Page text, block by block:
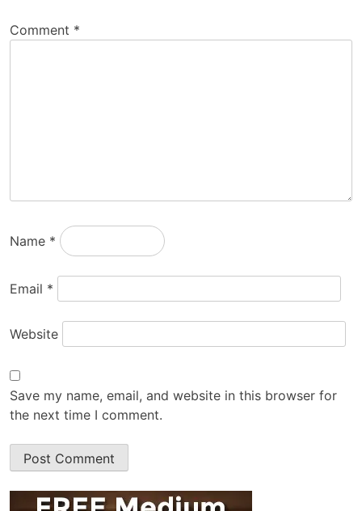
Comment *
Name *
Email *
Website
Save my name, email, and website in this browser for
the next time I comment.